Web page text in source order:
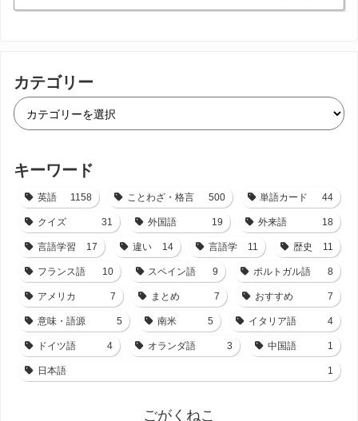
カテゴリー
キーワード
英語 1158 ことわざ・格言 500 単語カード 44
クイズ 31 外国語 19 外来語 18
言語学習 17 違い 14 言語学 11 歴史 11
フランス語 10 スペイン語 9 ポルトガル語 8
アメリカ 7 まとめ 7 おすすめ 7
意味・語源 5 南米 5 イタリア語 4
ドイツ語 4 オランダ語 3 中国語 1
日本語 1
ごがくねこ